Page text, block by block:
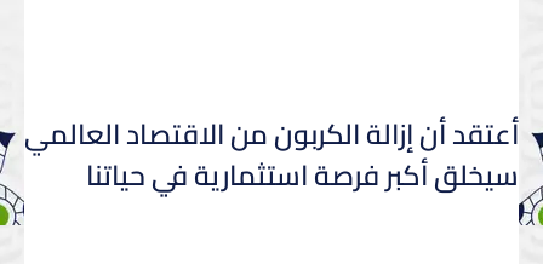
أعتقد أن إزالة الكربون من الاقتصاد العالمي
سيخلق أكبر فرصة استثمارية في حياتنا